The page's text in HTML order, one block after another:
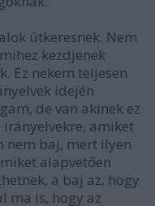
útkeresnek. Nem
kezdjenek
Ez nekem teljesen
idején
de van akinek ez
irányelvekre, amiket
nem baj, mert ilyen
alapvetően
a baj az, hogy
ma is, hogy az